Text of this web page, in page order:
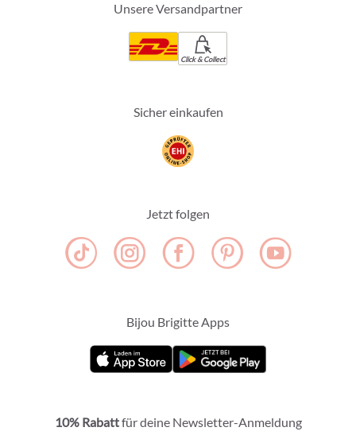
Unsere Versandpartner
Click & Collect
Sicher einkaufen
Jetzt folgen
Bijou Brigitte Apps
10% Rabattfür deine Newsletter-Anmeldung